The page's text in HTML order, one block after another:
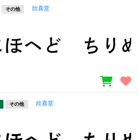
その他 欣喜堂
その他 欣喜堂